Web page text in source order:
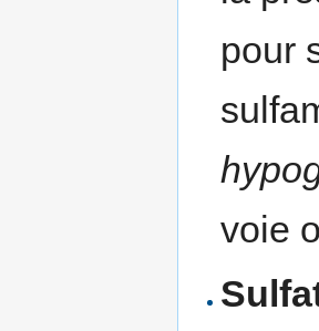
pour
voie